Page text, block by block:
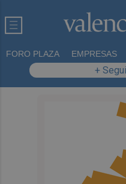
FORO PLAZA EMPRESAS
+